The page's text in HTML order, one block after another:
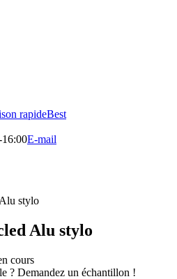
rapideBest
E-mail
stylo
Alu stylo
cours
? Demandez un échantillon !